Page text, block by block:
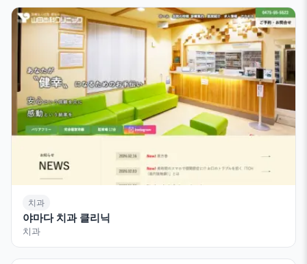
치과
야마다 치과 클리닉
치과